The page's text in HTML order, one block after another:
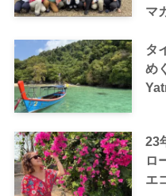
マ
タ
め
23
ロ
エ